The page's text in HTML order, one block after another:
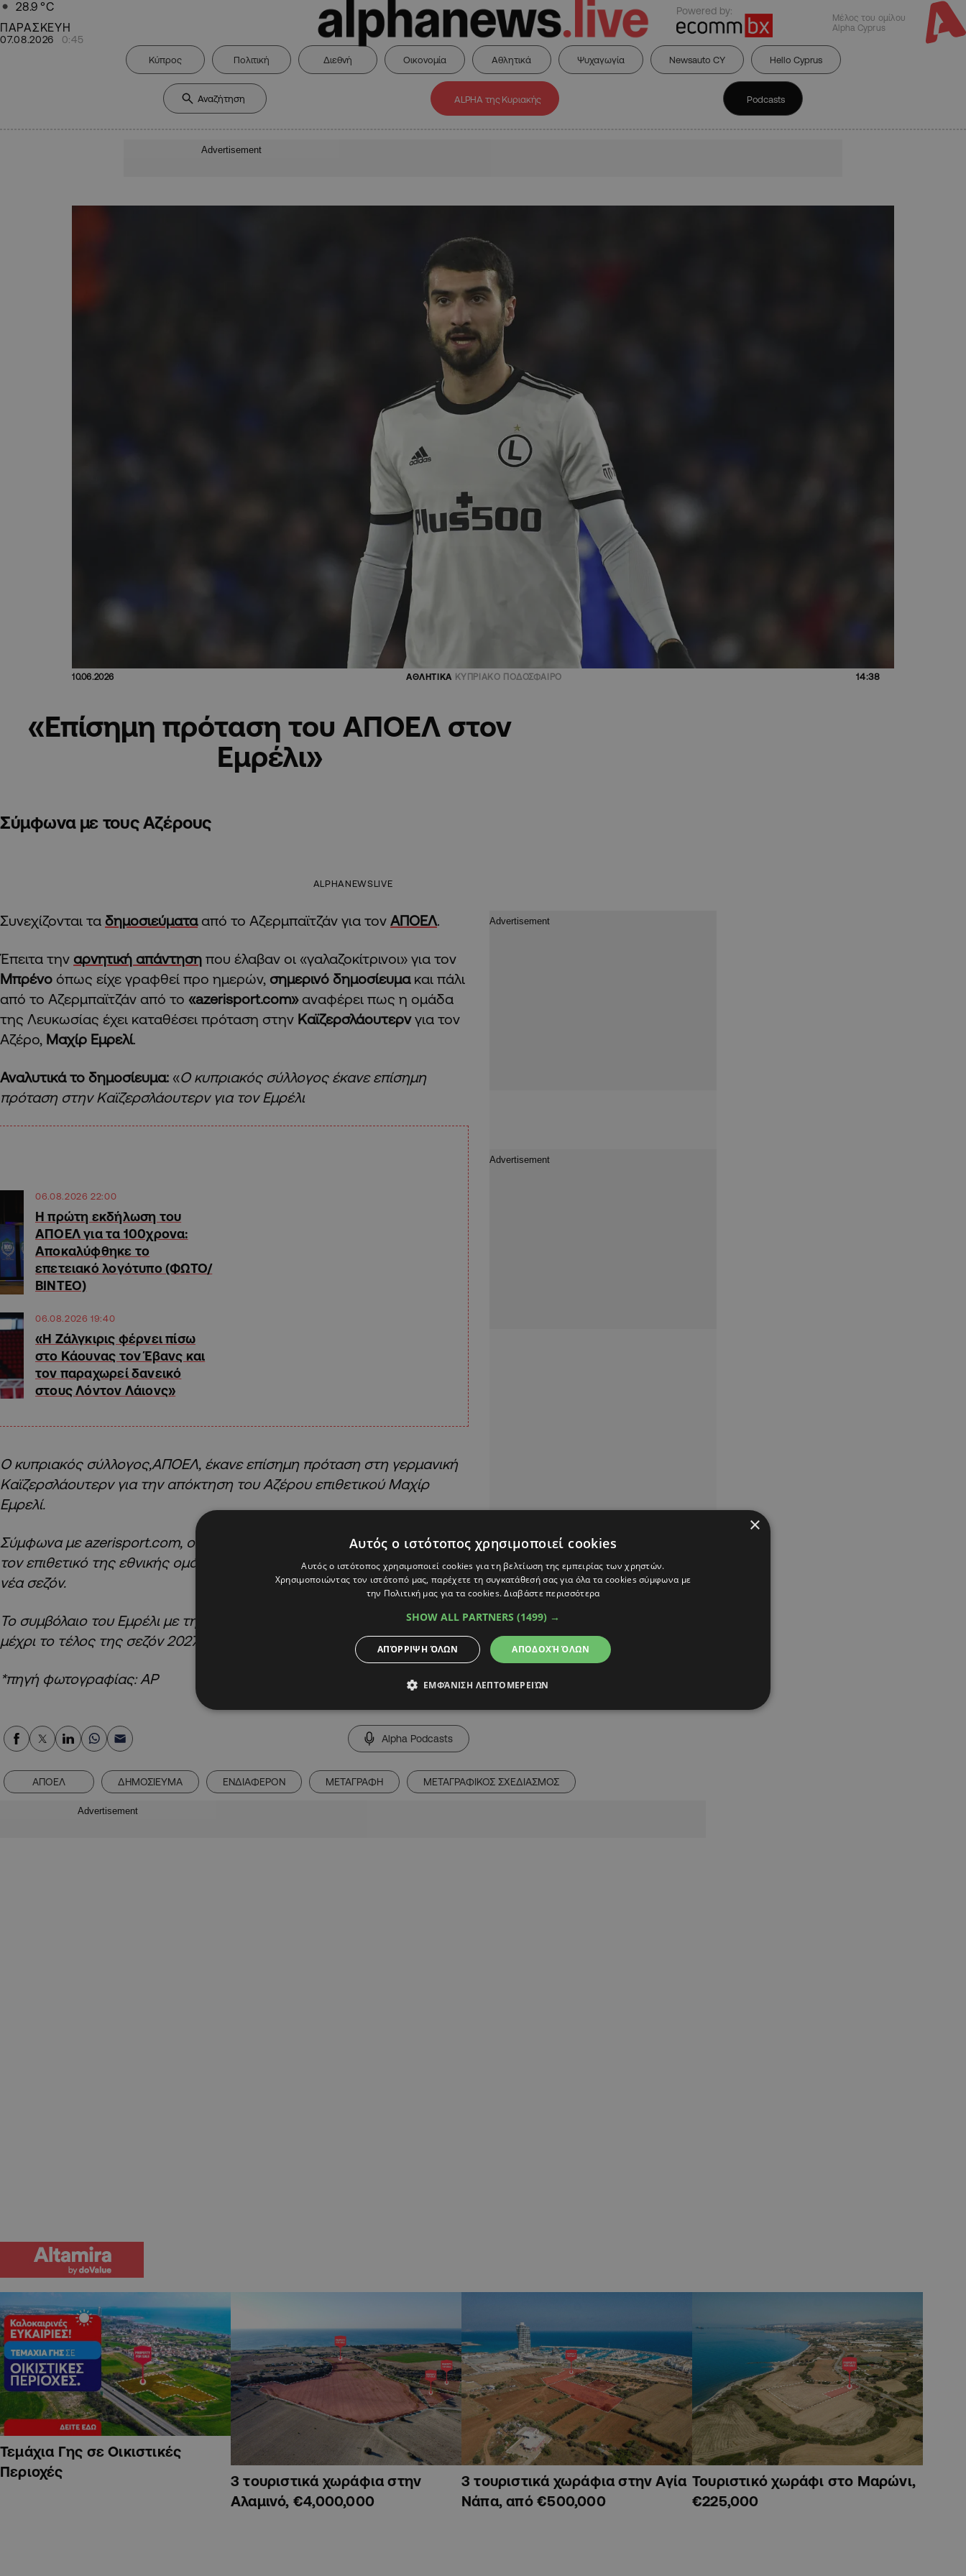
28.9 °C
ΠΑΡΑΣΚΕΥΗ
07.08.2026 0:45
Powered by:
Μέλος του ομίλου
Alpha Cyprus
Κύπρος Πολιτική Διεθνή Οικονομία Αθλητικά Ψυχαγωγία Newsauto CY Hello Cyprus
ALPHA της Κυριακής Podcasts
Advertisement
10.06.2026 ΑΘΛΗΤΙΚΑ ΚΥΠΡΙΑΚΟ ΠΟΔΟΣΦΑΙΡΟ 14:38
«Επίσημη πρόταση του ΑΠΟΕΛ στον
Εμρέλι»
Σύμφωνα με τους Αζέρους
ALPHANEWSLIVE
Συνεχίζονται τα δημοσιεύματααπό το Αζερμπαϊτζάν για τον ΑΠΟΕΛ.
Έπειτα την αρνητική απάντηση που έλαβαν οι «γαλαζοκίτρινοι» για τον
Μπρένο όπως είχε γραφθεί προ ημερών, σημερινό δημοσίευμακαι πάλι
από το Αζερμπαϊτζάν από το «azerisport.com»αναφέρει πως η ομάδα
της Λευκωσίας έχει καταθέσει πρόταση στην Καϊζερσλάουτερνγια τον
Αζέρο, Μαχίρ Εμρελί.
Αναλυτικά το δημοσίευμα: «Ο κυπριακός σύλλογος έκανε επίσημη
πρόταση στην Καϊζερσλάουτερν για τον Εμρέλι
06.08.2026 22:00
Η πρώτη εκδήλωση του
ΑΠΟΕΛ για τα 100χρονα:
Αποκαλύφθηκε το
επετειακό λογότυπο (ΦΩΤΟ/
ΒΙΝΤΕΟ)
06.08.2026 19:40
«Η Ζάλγκιρις φέρνει πίσω
στο Κάουνας τον Έβανς και
τον παραχωρεί δανεικό
στους Λόντον Λάιονς»
Ο κυπριακός σύλλογος,ΑΠΟΕΛ, έκανε επίσημη πρόταση στη γερμανική
Καϊζερσλάουτερν για την απόκτηση του Αζέρου επιθετικού Μαχίρ
Εμρελί.
Σύμφωνα με azerisport.com, ο σύλλογος από τη Λευκωσία θέλει να δει
τον επιθετικό της εθνικής ομάδας του Αζερμπαϊτζάν στις τάξεις του τη
νέα σεζόν.
Το συμβόλαιο του Εμρέλι με την Καϊζερσλάουτερν, θυμίζουμε, ισχύει
μέχρι το τέλος της σεζόν 2027/28.
*πηγή φωτογραφίας: AP
Alpha Podcasts
ΑΠΟΕΛ ΔΗΜΟΣΙΕΥΜΑ ΕΝΔΙΑΦΕΡΟΝ ΜΕΤΑΓΡΑΦΗ ΜΕΤΑΓΡΑΦΙΚΟΣ ΣΧΕΔΙΑΣΜΟΣ
Advertisement
Τεμάχια Γης σε Οικιστικές
Περιοχές
3 τουριστικά χωράφια στην
Αλαμινό, €4,000,000
3 τουριστικά χωράφια στην Αγία
Νάπα, από €500,000
Τουριστικό χωράφι στο Μαρώνι,
€225,000
×
Αυτός ο ιστότοπος χρησιμοποιεί cookies
Αυτός ο ιστότοπος χρησιμοποιεί cookies για τη βελτίωση της εμπειρίας των χρηστών.
Χρησιμοποιώντας τον ιστότοπό μας, παρέχετε τη συγκατάθεσή σας για όλα τα cookies σύμφωνα με
την Πολιτική μας για τα cookies.Διαβάστε περισσότερα
SHOW ALL PARTNERS (1499) →
ΑΠΟΔΟΧΉ ΌΛΩΝ
ΑΠΌΡΡΙΨΗ ΌΛΩΝ
ΕΜΦΆΝΙΣΗ ΛΕΠΤΟΜΕΡΕΙΏΝ